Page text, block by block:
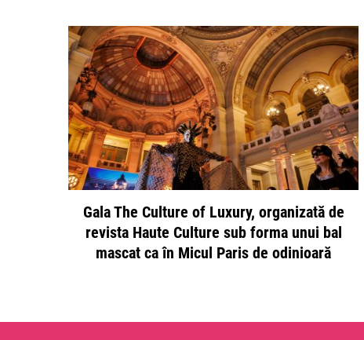
Gala The Culture of Luxury, organizată de
revista Haute Culture sub forma unui bal
mascat ca în Micul Paris de odinioară